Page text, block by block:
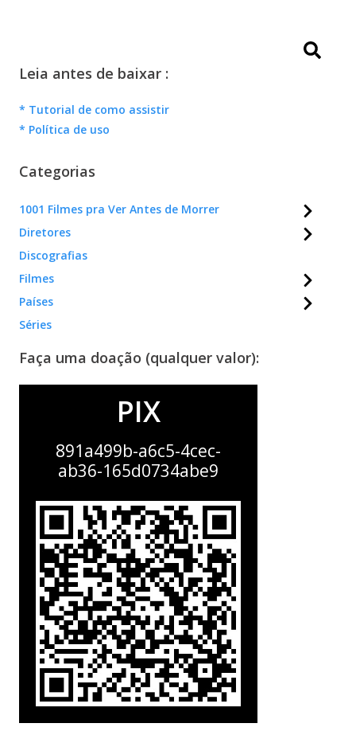
Leia antes de baixar :
* Tutorial de como assistir
* Política de uso
Categorias
1001 Filmes pra Ver Antes de Morrer
Diretores
Discografias
Filmes
Países
Séries
Faça uma doação (qualquer valor):
PIX
891a499b-a6c5-4cec-
ab36-165d0734abe9